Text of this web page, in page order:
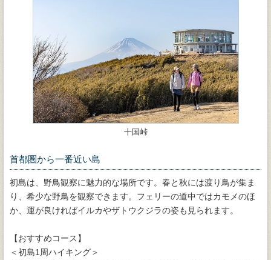
十国峠
首都圏から一番近い島
初島は、野鳥観察に魅力的な場所です。春と秋には渡り鳥が集ま
り、希少な野鳥を観察できます。フェリーの道中ではカモメのほ
か、運が良ければイルカやザトウクジラの姿も見られます。
【おすすめコース】
＜初島1周ハイキング＞